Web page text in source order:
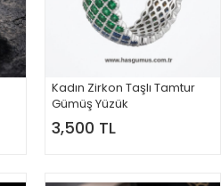
Kadın Zirkon Taşlı Tamtur
Gümüş Yüzük
3,500 TL